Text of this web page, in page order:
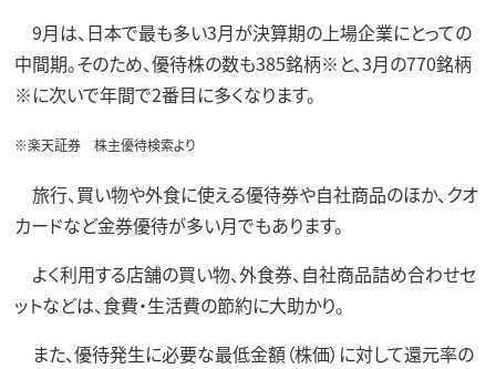
9月は、日本で最も多い3月が決算期の上場企業にとっての
中間期。そのため、優待株の数も385銘柄※と、3月の770銘柄
※に次いで年間で2番目に多くなります。
※楽天証券 株主優待検索より
旅行、買い物や外食に使える優待券や自社商品のほか、クオ
カードなど金券優待が多い月でもあります。
よく利用する店舗の買い物、外食券、自社商品詰め合わせセ
ットなどは、食費・生活費の節約に大助かり。
また、優待発生に必要な最低金額（株価）に対して還元率の